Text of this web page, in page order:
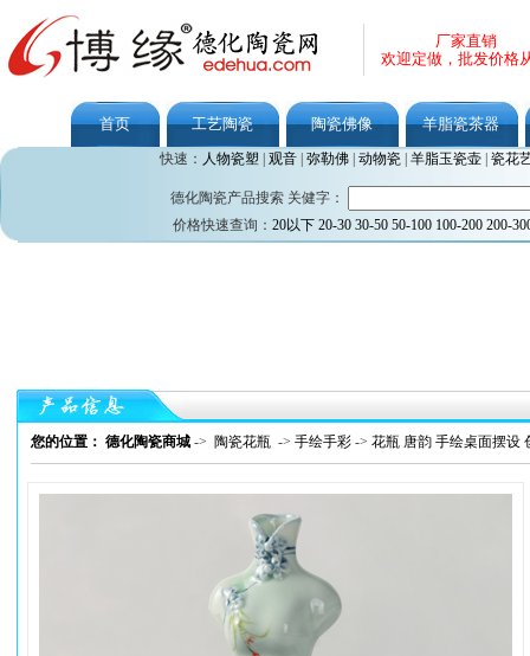
厂家直销
欢迎定做，批发价格
首页 工艺陶瓷 陶瓷佛像 羊脂瓷茶器
快速： 人物瓷塑 观音| 弥勒佛| 动物瓷| 羊脂玉瓷壶| 瓷花
德化陶瓷产品搜索 关健字：
价格快速查询： 20以下 20-30 30-50 50-100 100-200 200-
您的位置： 德化陶瓷商城 -> 陶瓷花瓶 -> 手绘手彩 -> 花瓶 唐韵 手绘桌面摆设